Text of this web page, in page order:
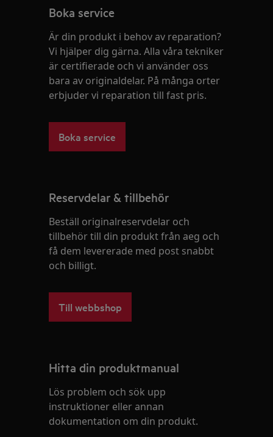
Boka service
Är din produkt i behov av reparation?
Vi hjälper dig gärna. Alla våra tekniker
är certifierade och vi använder oss
bara av originaldelar. På många orter
erbjuder vi reparation till fast pris.
Boka service
Reservdelar & tillbehör
Beställ originalreservdelar och
tillbehör till din produkt från aeg och
få dem levererade med post snabbt
och billigt.
Till webbshop
Hitta din produktmanual
Lös problem och sök upp
instruktioner eller annan
dokumentation om din produkt.